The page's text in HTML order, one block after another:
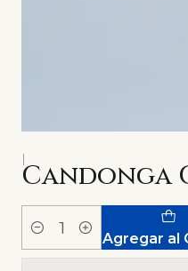
|
Candonga
Cantidad Agregar al